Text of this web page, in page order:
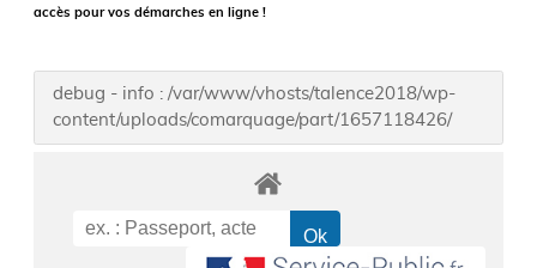
accès pour vos démarches en ligne !
debug - info : /var/www/vhosts/talence2018/wp-
content/uploads/comarquage/part/1657118426/